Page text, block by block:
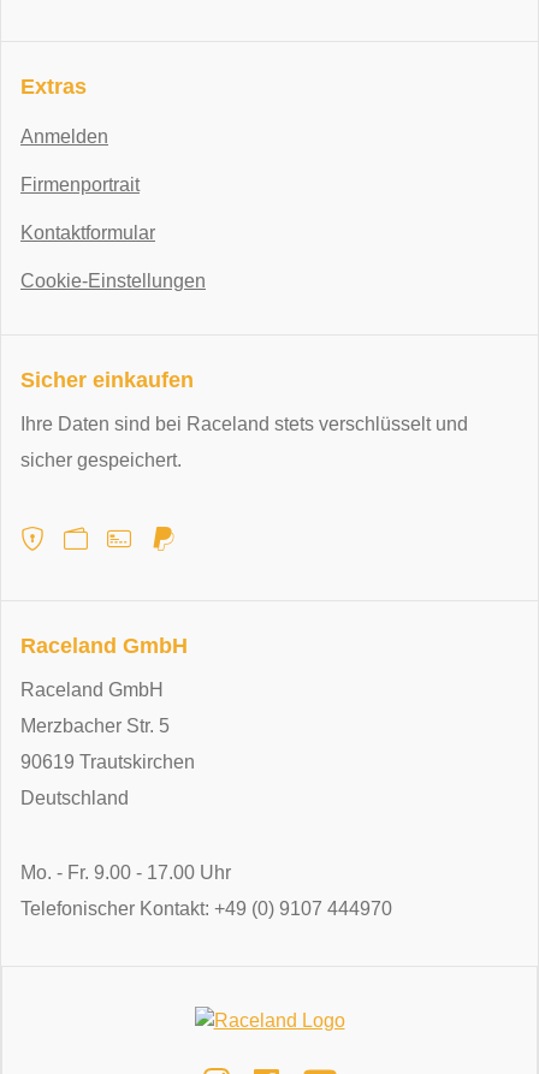
Extras
Anmelden
Firmenportrait
Kontaktformular
Cookie-Einstellungen
Sicher einkaufen
Ihre Daten sind bei Raceland stets verschlüsselt und
sicher gespeichert.
Raceland GmbH
Raceland GmbH
Merzbacher Str. 5
90619 Trautskirchen
Deutschland
Mo. - Fr. 9.00 - 17.00 Uhr
Telefonischer Kontakt: +49 (0) 9107 444970